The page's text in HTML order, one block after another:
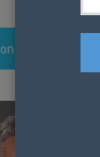
on Twitter